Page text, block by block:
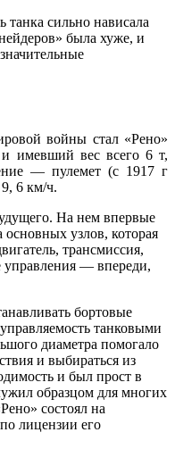
танка сильно нависала
была хуже, и
войны стал «Рено»
имевший вес всего 6 т,
— пулемет (с 1917 г
6 км/ч.
На нем впервые
узлов, которая
трансмиссия,
управления — впереди,
бортовые
танковыми
диаметра помогало
и выбираться из
и был прост в
образцом для многих
состоял на
лицензии его